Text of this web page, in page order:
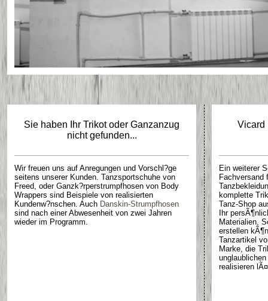
Sie haben Ihr Trikot oder Ganzanzug
nicht gefunden...
Wir freuen uns auf Anregungen und Vorschl?ge
seitens unserer Kunden. Tanzsportschuhe von
Freed, oder Ganzk?rperstrumpfhosen von Body
Wrappers sind Beispiele von realisierten
Kundenw?nschen. Auch Danskin-Strumpfhosen
sind nach einer Abwesenheit von zwei Jahren
wieder im Programm.
Vicard
Ein weiterer
komplette
Tanz-Shop
Ihr
Materialien,
erstellen
Tanzartikel
Marke, die
realisieren